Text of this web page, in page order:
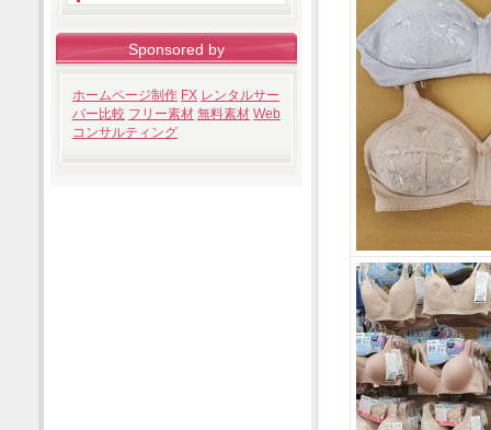
Sponsored by
ホームページ制作 FX レンタルサー
バー比較 フリー素材 無料素材 Web
コンサルティング